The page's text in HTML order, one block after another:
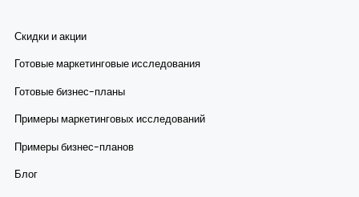
Скидки и акции
Готовые маркетинговые исследования
Готовые бизнес-планы
Примеры маркетинговых исследований
Примеры бизнес-планов
Блог